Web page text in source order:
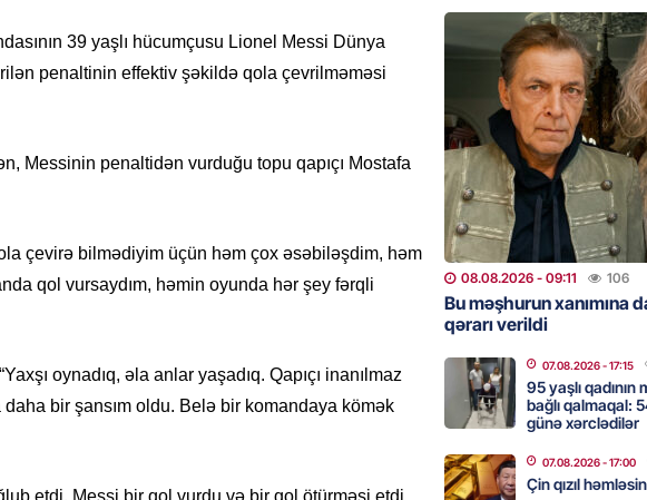
39 yaşlı hücumçusu Lionel Messi Dünya
penaltinin effektiv şəkildə qola çevrilməməsi
Messinin penaltidən vurduğu topu qapıçı Mostafa
çevirə bilmədiyim üçün həm çox əsəbiləşdim, həm
qol vursaydım, həmin oyunda hər şey fərqli
oynadıq, əla anlar yaşadıq. Qapıçı inanılmaz
bir şansım oldu. Belə bir komandaya kömək
Bu məşhurun xanımına
qərarı verildi
08.08.2026- 09:11
GÜNDƏM
Qanunsuz cərrahiyyə
“Universal Hospital”da
həkim skandalı
07.08.2026
MANŞET
AAYDA-nın tərəzi
şikayət -156 ya yaşıl,
işıq?
07.08.2026 - 18:00
GÜNDƏM
Hərbi xidmətə görə
08.08.2026 - 09:11 106
Bu məşhurun xanımına
qərarı verildi
07.08.2026- 17:15
95 yaşlı qadının
bağlı qalmaqal:
günə xərclədilər
07.08.2026- 17:00
Çin qızıl